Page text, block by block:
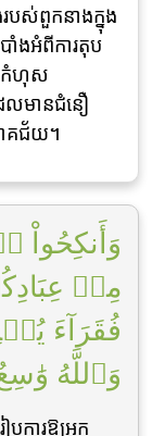
របស់ពួកនាងក្នុង
ងអំពីការតុប
កំហុស
លមានជំនឿ
គជ័យ។
وَأَنكِحُواْ
مِنۡ
فُقَرَآءَ
وَٱللَّهُ
ការឱ្យអ្នក